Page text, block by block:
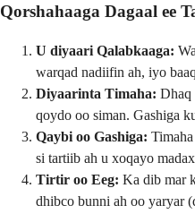
Qorshahaaga Dagaal ee
U diyaari Qalabkaaga:
warqad nadiifin ah, iyo
Diyaarinta Timaha: Dhaq
qoydo oo siman. Gashiga
Qaybi oo Gashiga:
si tartiib ah u xoqayo
Tirtir oo Eeg: Ka dib mar
dhibco bunni ah oo yaryar